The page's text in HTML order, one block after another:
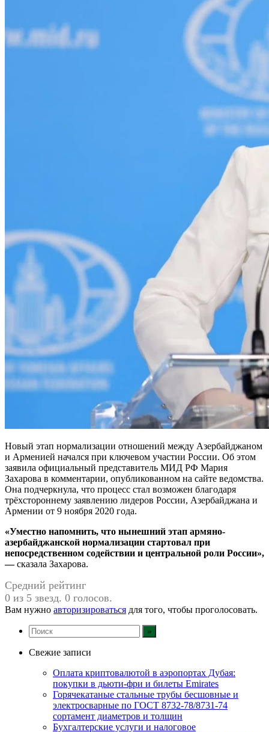
Новый этап нормализации отношений между Азербайджаном
и Арменией начался при ключевом участии России. Об этом
заявила официальный представитель МИД РФ Мария
Захарова в комментарии, опубликованном на сайте ведомства.
Она подчеркнула, что процесс стал возможен благодаря
трёхстороннему заявлению лидеров России, Азербайджана и
Армении от 9 ноября 2020 года.
«Уместно напомнить, что нынешний этап армяно-
азербайджанской нормализации стартовал при
непосредственном содействии и центральной роли России»,
—сказала Захарова.
Средний рейтинг
0 из 5 звезд. 0 голосов.
Вам нужно авторизироваться для того, чтобы проголосовать.
Свежие записи
Оплата криптовалютой в аэропортах Дубая:
покупки в дьюти-фри и билеты Emirates
Горячекатаные стальные трубы бесшовные и
электросварные по ГОСТ 8732-78/8731-74
сортамент диаметров и толщин
Бухгалтерские услуги и налоговое